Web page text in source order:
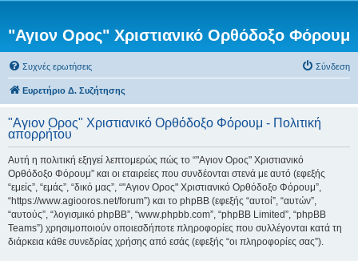
"Αγιον Ορος" Χριστιανικό Ορθόδοξο Φόρουμ
Συχνές ερωτήσεις Σύνδεση
Ευρετήριο Δ. Συζήτησης
"Αγιον Ορος" Χριστιανικό Ορθόδοξο Φόρουμ - Πολιτική
απορρήτου
Αυτή η πολιτική εξηγεί λεπτομερώς πώς το “"Αγιον Ορος" Χριστιανικό
Ορθόδοξο Φόρουμ” και οι εταιρείες που συνδέονται στενά με αυτό (εφεξής
“εμείς”, “εμάς”, “δικό μας”, “"Αγιον Ορος" Χριστιανικό Ορθόδοξο Φόρουμ”,
“https://www.agiooros.net/forum”) και το phpBB (εφεξής “αυτοί”, “αυτών”,
“αυτούς”, “λογισμικό phpBB”, “www.phpbb.com”, “phpBB Limited”, “phpBB
Teams”) χρησιμοποιούν οποιεσδήποτε πληροφορίες που συλλέγονται κατά τη
διάρκεια κάθε συνεδρίας χρήσης από εσάς (εφεξής “οι πληροφορίες σας”).